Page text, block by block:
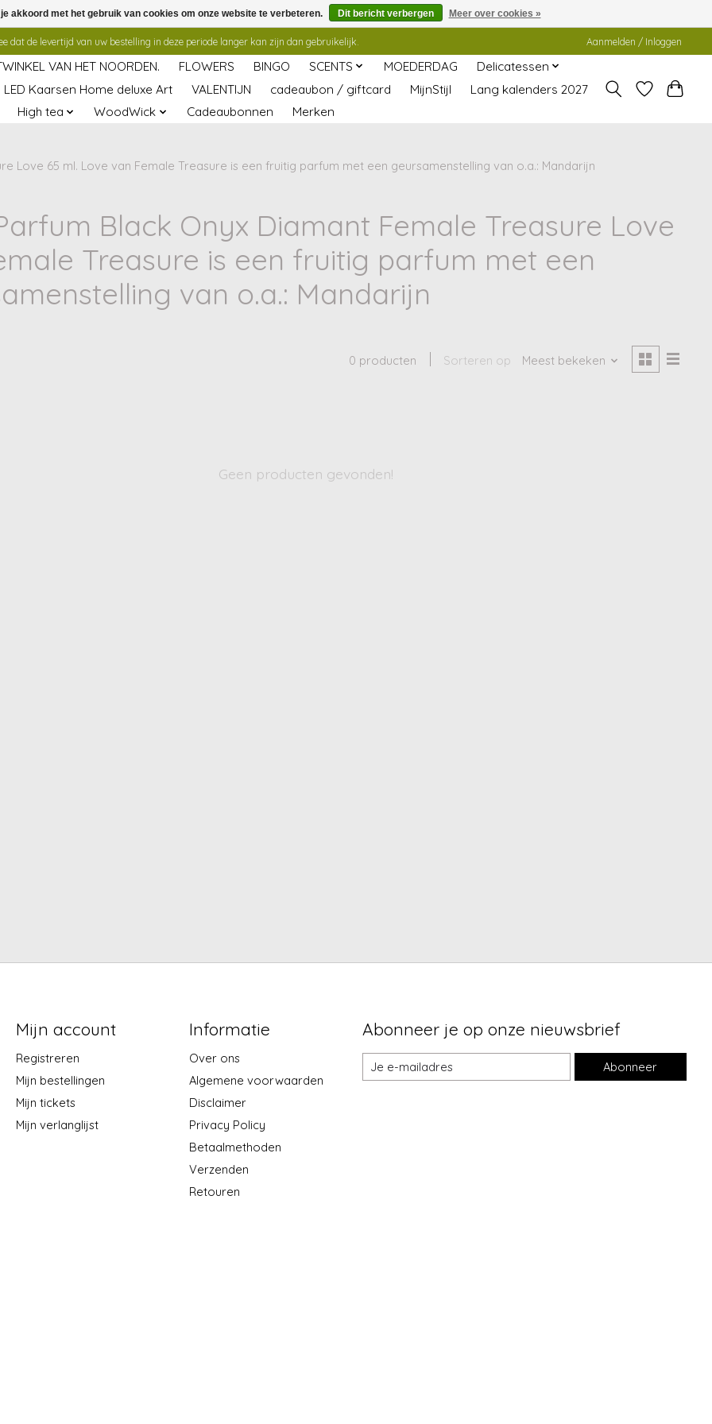
dat de levertijd van uw bestelling in deze periode langer kan zijn dan gebruikelijk. Aanmelden / Inloggen
VAN HET NOORDEN. FLOWERS BINGO SCENTS MOEDERDAG
Delicatessen
LED Kaarsen Home deluxe Art VALENTIJN cadeaubon / giftcard MijnStijl
Lang kalenders 2027
High tea
WoodWick Cadeaubonnen Merken
Love 65 ml. Love van Female Treasure is een fruitig parfum met een geursamenstelling van o.a.: Mandarijn
Black Onyx Diamant Female Treasure Love
Treasure is een fruitig parfum met een
van o.a.: Mandarijn
0 producten Sorteren op Meest bekeken
Geen producten gevonden!
Mijn account
Registreren
Mijn bestellingen
Mijn tickets
Mijn verlanglijst
Informatie
Over ons
Algemene voorwaarden
Disclaimer
Privacy Policy
Betaalmethoden
Verzenden
Retouren
Abonneer je op onze nieuwsbrief
Abonneer
akkoord met het gebruik van cookies om onze website te verbeteren. Dit bericht verbergen Meer over cookies »